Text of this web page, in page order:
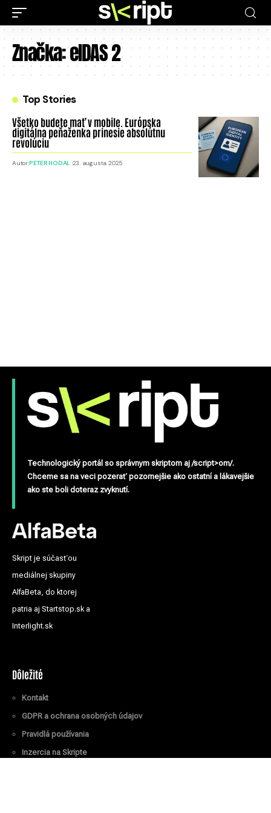
Značka:eIDAS 2
Top Stories
Všetko budete mať v mobile. Európska
digitálna peňaženka prinesie absolútnu
revolúciu
Autor:PETER HODAL 23. augusta 2025
Technologický portál so správnym skriptom aj /script>om/.
Chceme sa na veci pozerať pozornejšie ako ostatní a lákavejšie
ako ste boli doteraz zvyknutí.
Skript je súčasťou
mediálnej skupiny
AlfaBeta, do ktorej
patria aj Startstop.sk a
Interlight.sk
Dôležité
Kontakt
GDPR a ochrana osobných údajov
Pravidlá používania
Inzercia na Skripte